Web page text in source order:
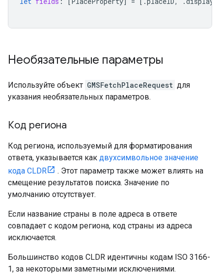
Необязательные параметры
Используйте объект GMSFetchPlaceRequest для
указания необязательных параметров.
Код региона
Код региона, используемый для форматирования
ответа, указывается как двухсимвольное значение
кода CLDR
. Этот параметр также может влиять на
смещение результатов поиска. Значение по
умолчанию отсутствует.
Если название страны в поле адреса в ответе
совпадает с кодом региона, код страны из адреса
исключается.
Большинство кодов CLDR идентичны кодам ISO 3166-
1, за некоторыми заметными исключениями.